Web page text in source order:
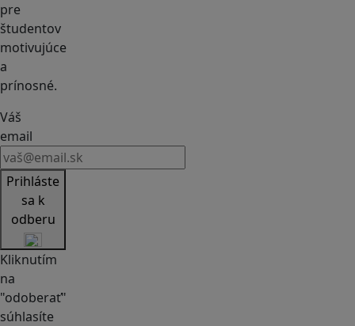
pre
študentov
motivujúce
a
prínosné.
Váš
email
Prihláste
sa k
odberu
Kliknutím
na
"odoberať"
súhlasíte